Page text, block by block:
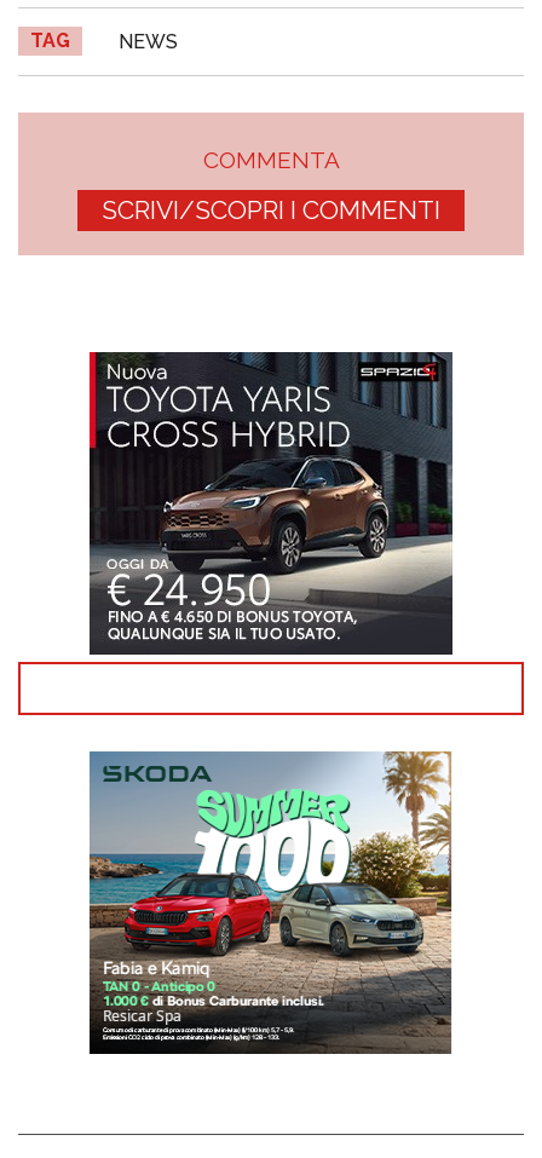
TAG NEWS
COMMENTA
SCRIVI/SCOPRI I COMMENTI